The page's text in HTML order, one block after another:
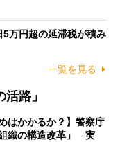
万円超の延滞税が積み
一覧を見る
路」
はかかるか？】警察庁
織の構造改革」 実